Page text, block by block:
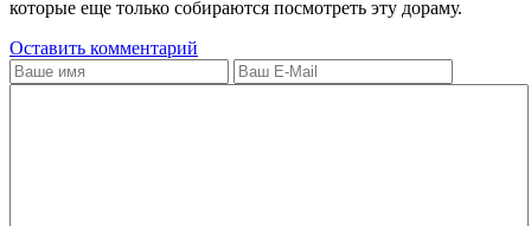
которые еще только собираются посмотреть эту дораму.
Оставить комментарий